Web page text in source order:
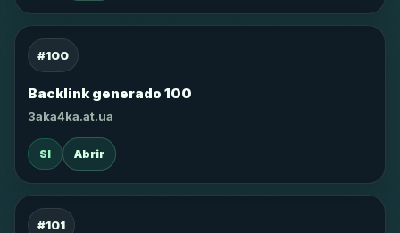
#100
Backlink generado 100
3aka4ka.at.ua
SI Abrir
#101